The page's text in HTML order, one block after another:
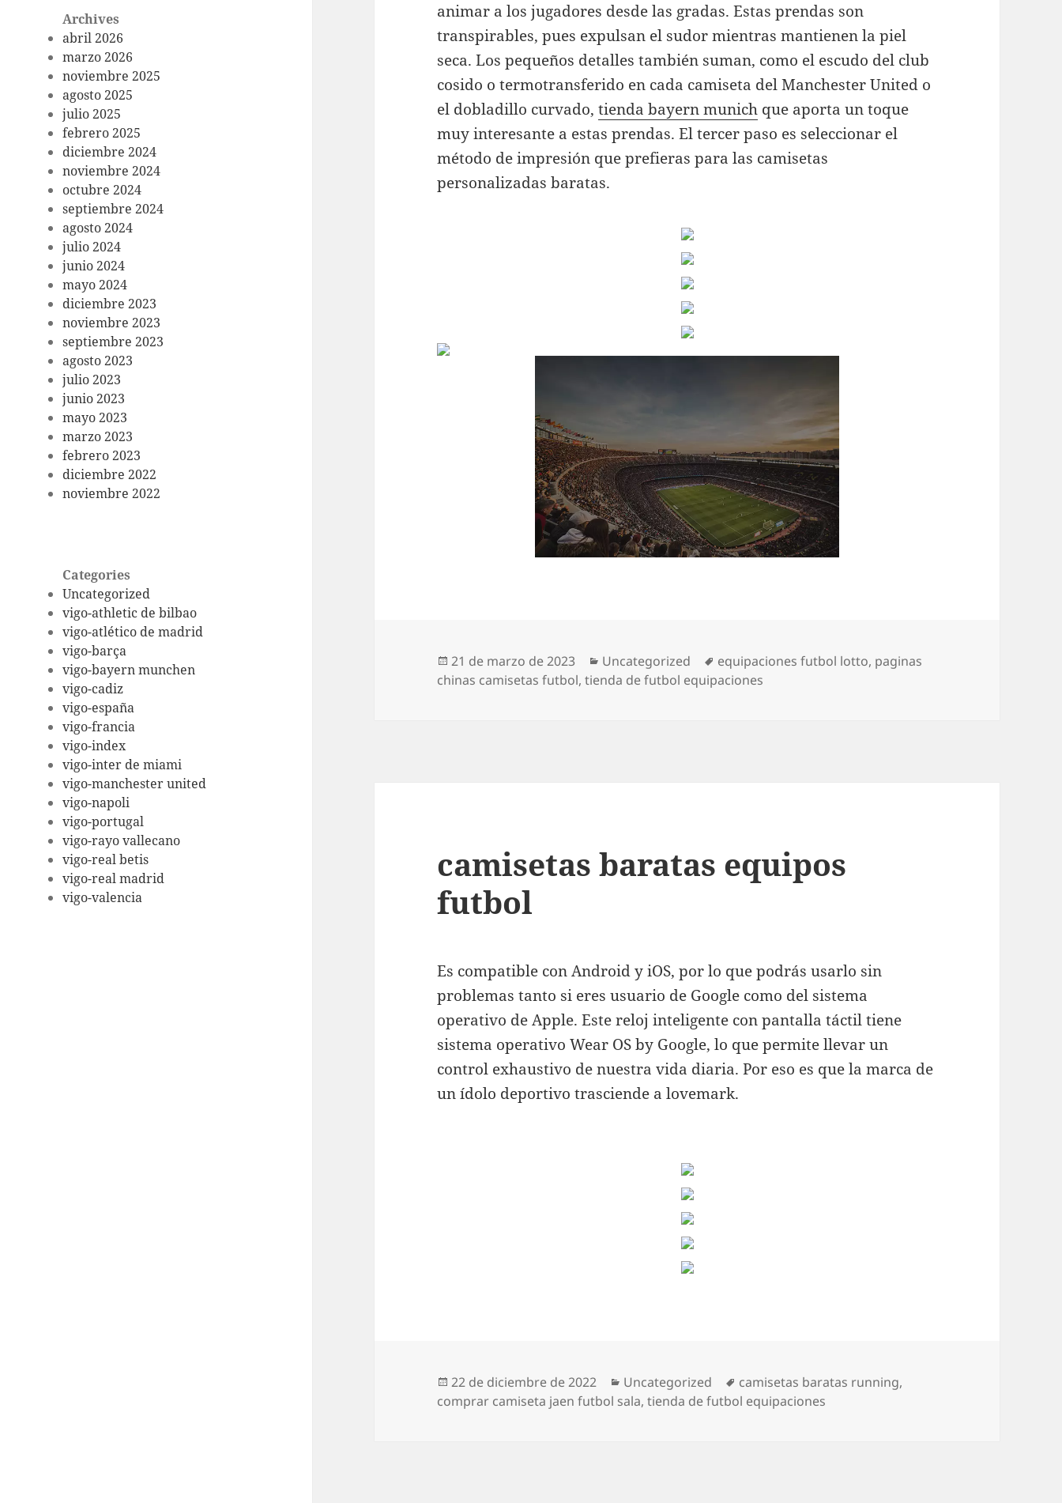
Archives
abril 2026
marzo 2026
noviembre 2025
agosto 2025
julio 2025
febrero 2025
diciembre 2024
noviembre 2024
octubre 2024
septiembre 2024
agosto 2024
julio 2024
junio 2024
mayo 2024
diciembre 2023
noviembre 2023
septiembre 2023
agosto 2023
julio 2023
junio 2023
mayo 2023
marzo 2023
febrero 2023
diciembre 2022
noviembre 2022
Categories
Uncategorized
vigo-athletic de bilbao
vigo-atlético de madrid
vigo-barça
vigo-bayern munchen
vigo-cadiz
vigo-españa
vigo-francia
vigo-index
vigo-inter de miami
vigo-manchester united
vigo-napoli
vigo-portugal
vigo-rayo vallecano
vigo-real betis
vigo-real madrid
vigo-valencia
animar a los jugadores desde las gradas. Estas prendas son
transpirables, pues expulsan el sudor mientras mantienen la piel
seca. Los pequeños detalles también suman, como el escudo del club
cosido o termotransferido en cada camiseta del Manchester United o
el dobladillo curvado,tienda bayern munich que aporta un toque
muy interesante a estas prendas. El tercer paso es seleccionar el
método de impresión que prefieras para las camisetas
personalizadas baratas.
Publicado
el
21 de marzo de 2023 Categorías
Uncategorized Etiquetas
equipaciones futbol lotto, paginas
chinas camisetas futbol,tienda de futbol equipaciones
camisetas baratas equipos
futbol
Es compatible con Android y iOS, por lo que podrás usarlo sin
problemas tanto si eres usuario de Google como del sistema
operativo de Apple. Este reloj inteligente con pantalla táctil tiene
sistema operativo Wear OS by Google, lo que permite llevar un
control exhaustivo de nuestra vida diaria. Por eso es que la marca de
un ídolo deportivo trasciende a lovemark.
Publicado
el
22 de diciembre de 2022 Categorías
Uncategorized Etiquetas
camisetas baratas running,
comprar camiseta jaen futbol sala,tienda de futbol equipaciones